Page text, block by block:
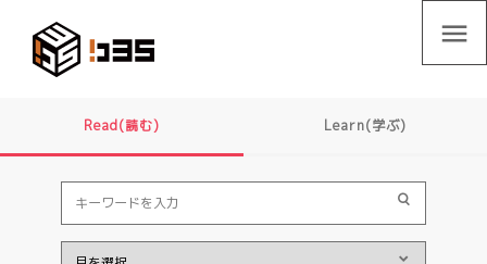
menu
Read(読む) Learn(学ぶ)